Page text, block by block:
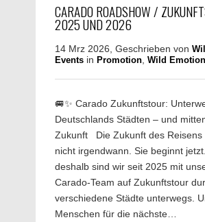
CARADO ROADSHOW /
2025 UND 2026
14 Mrz 2026, Geschrieben von
Events in Promotion Wild
🚐✨ Carado Zukunftstour:
Deutschlands Städten – und
Zukunft Die Zukunft des Reisens
nicht irgendwann. Sie beginnt
deshalb sind wir seit 2025 mit
Carado‑Team auf Zukunftstour
verschiedene Städte unterwegs.
Menschen für die nächste…